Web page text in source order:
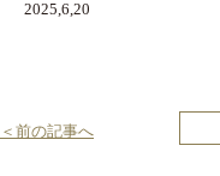
2025,6,20
投
＜前の記事へ